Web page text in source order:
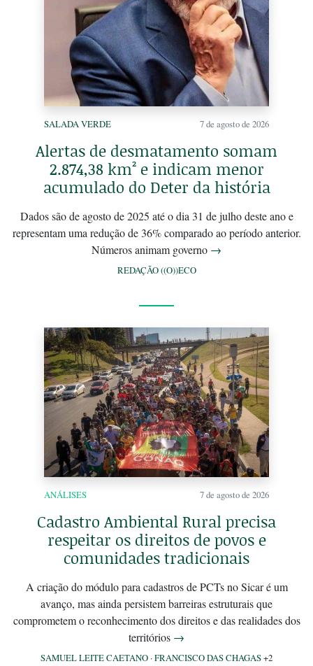
SALADA VERDE 7 de agosto de 2026
Alertas de desmatamento somam
2.874,38 km² e indicam menor
acumulado do Deter da história
Dados são de agosto de 2025 até o dia 31 de julho deste ano e
representam uma redução de 36% comparado ao período anterior.
Números animam governo →
REDAÇÃO ((O))ECO
ANÁLISES 7 de agosto de 2026
Cadastro Ambiental Rural precisa
respeitar os direitos de povos e
comunidades tradicionais
A criação do módulo para cadastros de PCTs no Sicar é um
avanço, mas ainda persistem barreiras estruturais que
comprometem o reconhecimento dos direitos e das realidades dos
territórios →
SAMUEL LEITE CAETANO ·FRANCISCO DAS CHAGAS+2